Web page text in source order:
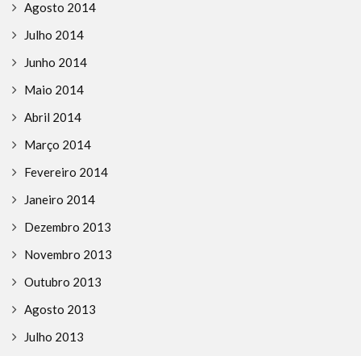
Agosto 2014
Julho 2014
Junho 2014
Maio 2014
Abril 2014
Março 2014
Fevereiro 2014
Janeiro 2014
Dezembro 2013
Novembro 2013
Outubro 2013
Agosto 2013
Julho 2013